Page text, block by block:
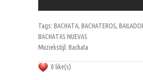
Tags: BACHATA, BACHATEROS,
BACHATAS NUEVAS
Muziekstijl: Bachata
0 like(s)